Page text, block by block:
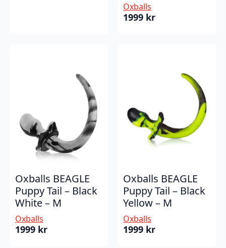
Oxballs
1999 kr
Oxballs BEAGLE
Puppy Tail – Black
White – M
Oxballs
1999 kr
Oxballs BEAGLE
Puppy Tail – Black
Yellow – M
Oxballs
1999 kr